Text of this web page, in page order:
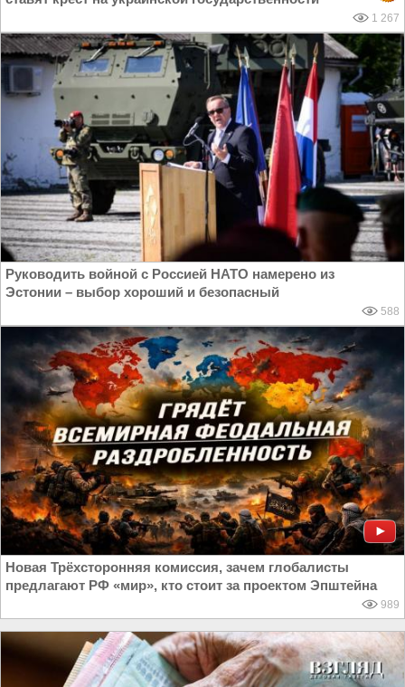
1 267
Руководить войной с Россией НАТО намерено из
Эстонии – выбор хороший и безопасный
588
Новая Трёхсторонняя комиссия, зачем глобалисты
предлагают РФ «мир», кто стоит за проектом Эпштейна
989